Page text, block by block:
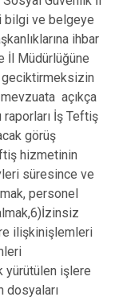
bilgi ve belgeye
ihbar
Müdürlüğüne
açıkça
raporları İş Teftiş
görüş
hizmetinin
süresince ve
personel
ilişkinişlemleri
yürütülen işlere
dosyaları